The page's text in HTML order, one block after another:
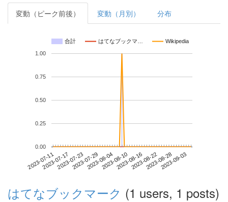
変動（ピーク前後） 変動（月別） 分布
合計 はてなブックマ… Wikipedia
2023-07-112023-07-172023-07-232023-07-292023-08-042023-08-102023-08-162023-08-222023-08-282023-09-03
0.00
0.25
0.50
0.75
1.00
はてなブックマーク (1 users, 1 posts)